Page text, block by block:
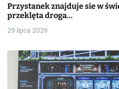
Przystanek znajduje sie w
przeklęta droga…
29 lipca 2026